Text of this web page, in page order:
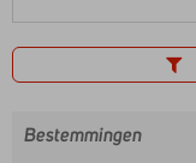
Bestemmingen